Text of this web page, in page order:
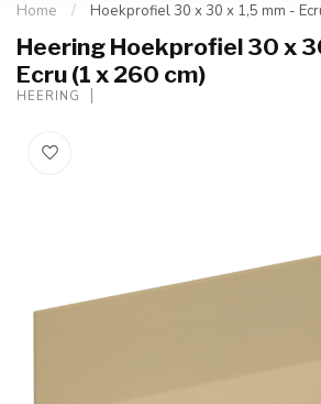
Home / Hoekprofiel 30 x 30 x 1,5 mm -
Heering Hoekprofiel 30 x
Ecru (1 x 260 cm)
HEERING